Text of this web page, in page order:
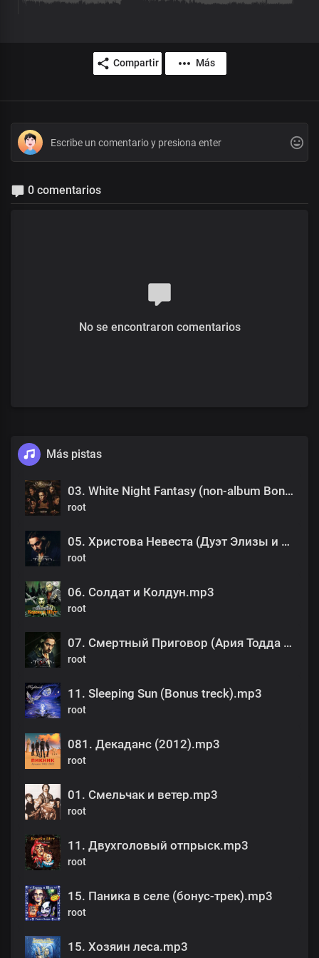
Compartir Más
0 comentarios
No se encontraron comentarios
Más pistas
03. White Night Fantasy (non-album Bonus Track).mp3
root
05. Христова Невеста (Дуэт Элизы и Тодда).mp3
root
06. Солдат и Колдун.mp3
root
07. Смертный Приговор (Ария Тодда и Мясника).mp3
root
11. Sleeping Sun (Bonus treck).mp3
root
081. Декаданс (2012).mp3
root
01. Смельчак и ветер.mp3
root
11. Двухголовый отпрыск.mp3
root
15. Паника в селе (бонус-трек).mp3
root
15. Хозяин леса.mp3